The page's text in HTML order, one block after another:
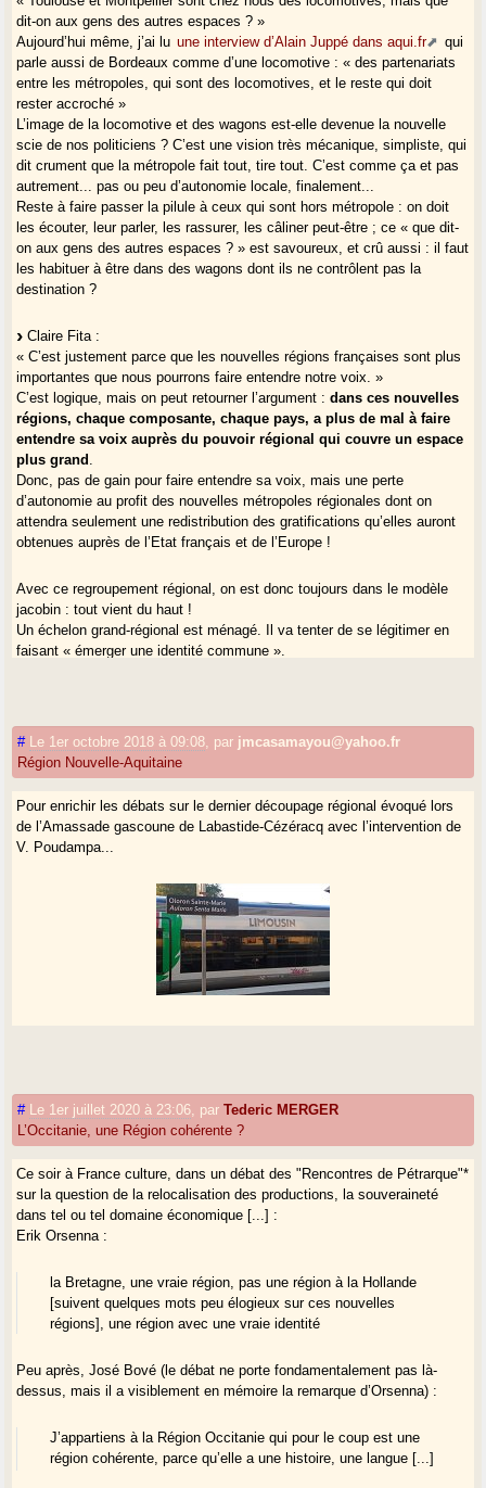
dit-on aux gens des autres espaces ? »
Aujourd’hui même, j’ai lu une interview d’Alain Juppé dans aqui.fr
qui
parle aussi de Bordeaux comme d’une locomotive : « des partenariats
entre les métropoles, qui sont des locomotives, et le reste qui doit
rester accroché »
L’image de la locomotive et des wagons est-elle devenue la nouvelle
scie de nos politiciens ? C’est une vision très mécanique, simpliste, qui
dit crument que la métropole fait tout, tire tout. C’est comme ça et pas
autrement... pas ou peu d’autonomie locale, finalement...
Reste à faire passer la pilule à ceux qui sont hors métropole : on doit
les écouter, leur parler, les rassurer, les câliner peut-être ; ce « que dit-
on aux gens des autres espaces ? » est savoureux, et crû aussi : il faut
les habituer à être dans des wagons dont ils ne contrôlent pas la
destination ?
Claire Fita :
« C’est justement parce que les nouvelles régions françaises sont plus
importantes que nous pourrons faire entendre notre voix. »
C’est logique, mais on peut retourner l’argument :dans ces nouvelles
régions, chaque composante, chaque pays, a plus de mal à faire
entendre sa voix auprès du pouvoir régional qui couvre un espace
plus grand
Donc, pas de gain pour faire entendre sa voix, mais une perte
d’autonomie au profit des nouvelles métropoles régionales dont on
attendra seulement une redistribution des gratifications qu’elles auront
obtenues auprès de l’Etat français et de l’Europe !
Avec ce regroupement régional, on est donc toujours dans le modèle
jacobin : tout vient du haut !
Un échelon grand-régional est ménagé. Il va tenter de se légitimer en
faisant « émerger une identité commune ».
moyens !-)
# Le 1er octobre 2018 à 09:08 par jmcasamayou@yahoo.fr
Région Nouvelle-Aquitaine
Pour enrichir les débats sur le dernier découpage régional évoqué lors
de l’Amassade gascoune de Labastide-Cézéracq avec l’intervention de
V. Poudampa...
# Le 1er juillet 2020 à 23:06 parTederic MERGER
L’Occitanie, une Région cohérente ?
Ce soir à France culture, dans un débat des "Rencontres de Pétrarque"*
sur la question de la relocalisation des productions, la souveraineté
dans tel ou tel domaine économique [...] :
Erik Orsenna :
la Bretagne, une vraie région, pas une région à la Hollande
[suivent quelques mots peu élogieux sur ces nouvelles
régions], une région avec une vraie identité
Peu après, José Bové (le débat ne porte fondamentalement pas là-
dessus, mais il a visiblement en mémoire la remarque d’Orsenna) :
J’appartiens à la Région Occitanie qui pour le coup est une
région cohérente, parce qu’elle a une histoire, une langue [...]